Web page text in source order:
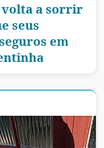
a sorrir
seus
em